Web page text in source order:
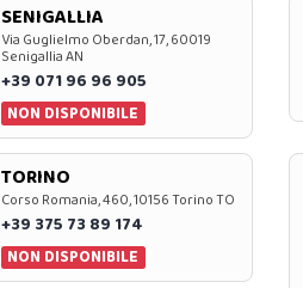
SENIGALLIA
Via Guglielmo Oberdan, 17, 60019
Senigallia AN
+39 071 96 96 905
NON DISPONIBILE
TORINO
Corso Romania, 460, 10156 Torino TO
+39 375 73 89 174
NON DISPONIBILE